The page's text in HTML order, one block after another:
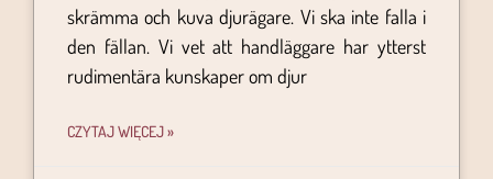
skrämma och kuva djurägare. Vi ska inte falla i
den fällan. Vi vet att handläggare har ytterst
rudimentära kunskaper om djur
CZYTAJ WIĘCEJ »